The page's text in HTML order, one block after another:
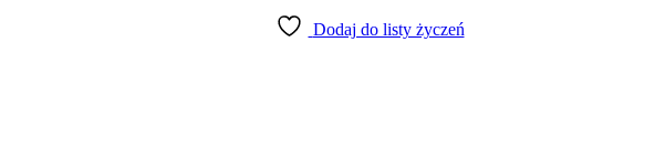
Dodaj do listy życzeń